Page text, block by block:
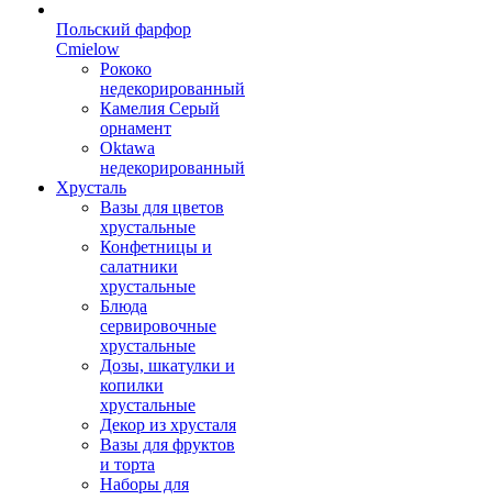
Польский фарфор
Сmielow
Рококо
недекорированный
Камелия Серый
орнамент
Oktawa
недекорированный
Хрусталь
Вазы для цветов
хрустальные
Конфетницы и
салатники
хрустальные
Блюда
сервировочные
хрустальные
Дозы, шкатулки и
копилки
хрустальные
Декор из хрусталя
Вазы для фруктов
и торта
Наборы для